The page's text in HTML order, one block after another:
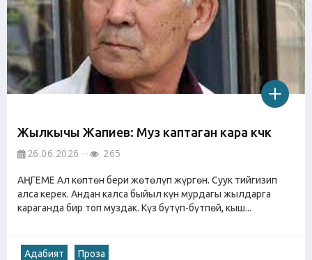
Жылкычы Жапиев: Муз каптаган кара күчүк
26.06.2026 265
АҢГЕМЕ Ал кѳптѳн бери жѳтѳлүп жүргѳн. Суук тийгизип
алса керек. Андан калса быйыл күн мурдагы жылдарга
караганда бир топ муздак. Күз бүтүп-бүтпѳй, кыш...
Адабият Проза